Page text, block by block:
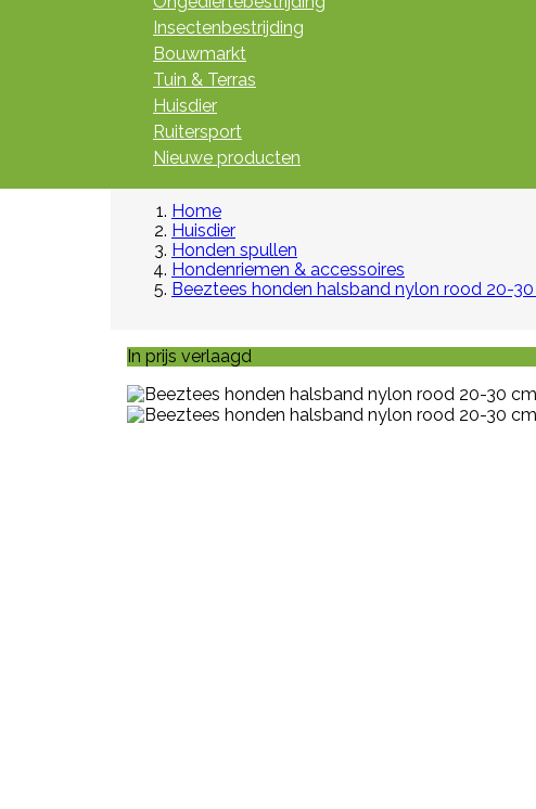
Insectenbestrijding
Bouwmarkt
Tuin & Terras
Huisdier
Ruitersport
Nieuwe producten
Home
Huisdier
Honden spullen
Hondenriemen & accessoires
Beeztees honden halsband nylon rood 20-
In prijs verlaagd